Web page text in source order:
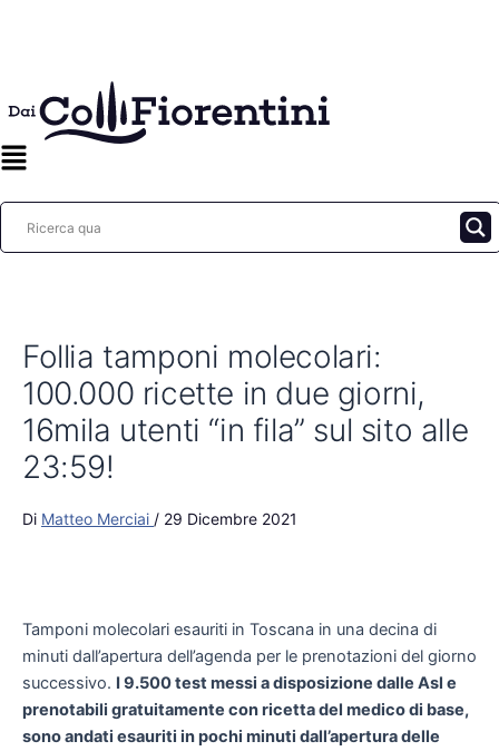
Follia tamponi molecolari:
100.000 ricette in due giorni,
16mila utenti “in fila” sul sito alle
23:59!
Di Matteo Merciai / 29 Dicembre 2021
Tamponi molecolari esauriti in Toscana in una decina di
minuti dall’apertura dell’agenda per le prenotazioni del giorno
successivo. I 9.500 test messi a disposizione dalle Asl e
prenotabili gratuitamente con ricetta del medico di base,
sono andati esauriti in pochi minuti dall’apertura delle